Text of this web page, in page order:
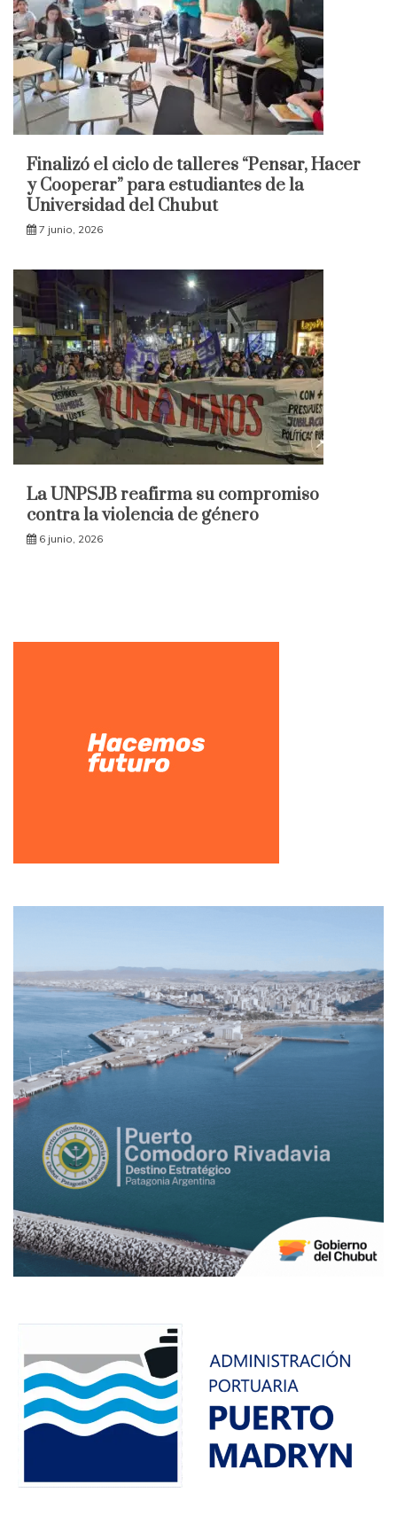
Finalizó el ciclo de talleres “Pensar, Hacer
y Cooperar” para estudiantes de la
Universidad del Chubut
7 junio, 2026
La UNPSJB reafirma su compromiso
contra la violencia de género
6 junio, 2026